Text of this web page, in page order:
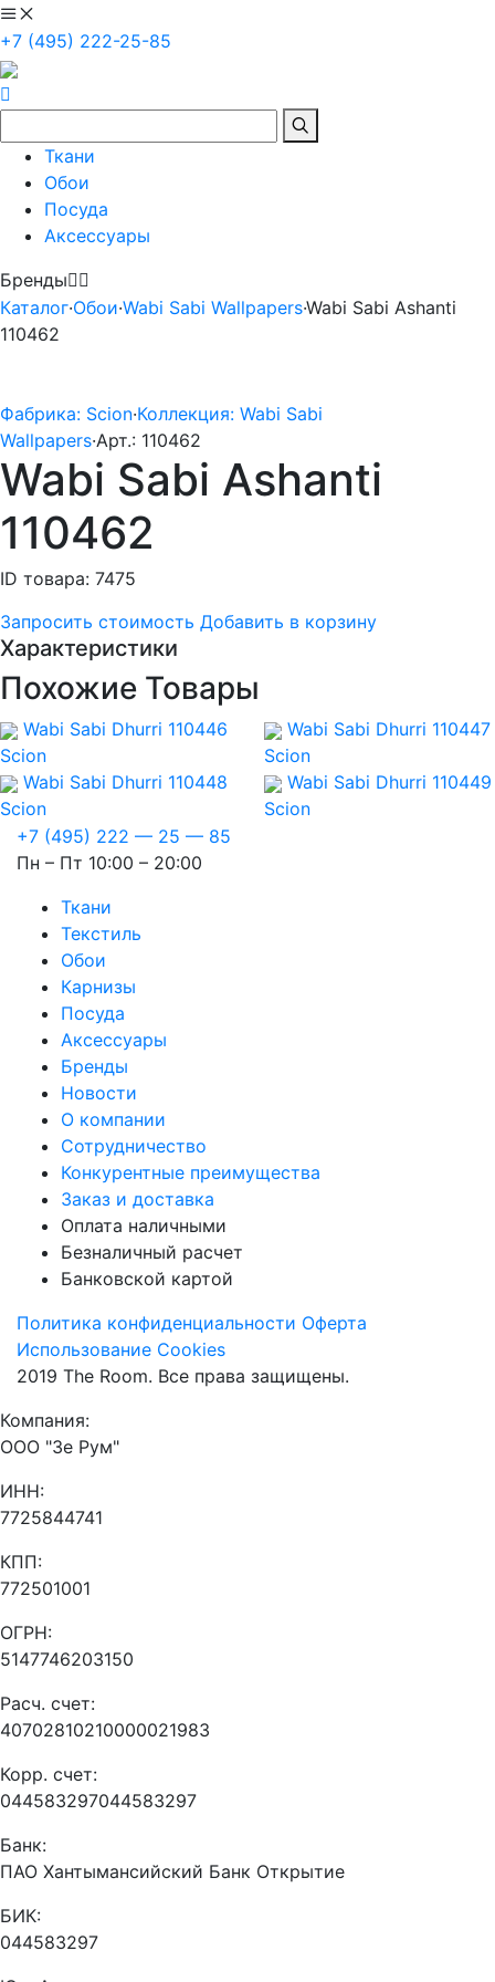
+7 (495) 222-25-85
Ткани
Обои
Посуда
Аксессуары
Бренды
Каталог·Обои·Wabi Sabi Wallpapers·Wabi Sabi Ashanti
110462
Фабрика: Scion·Коллекция: Wabi Sabi
Wallpapers·Арт.: 110462
Wabi Sabi Ashanti
110462
ID товара: 7475
Запросить стоимость Добавить в корзину
Характеристики
Похожие Товары
Wabi Sabi Dhurri 110446
Scion
Wabi Sabi Dhurri 110447
Scion
Wabi Sabi Dhurri 110448
Scion
Wabi Sabi Dhurri 110449
Scion
+7 (495) 222 — 25 — 85
Пн – Пт 10:00 – 20:00
Ткани
Текстиль
Обои
Карнизы
Посуда
Аксессуары
Бренды
Новости
О компании
Сотрудничество
Конкурентные преимущества
Заказ и доставка
Оплата наличными
Безналичный расчет
Банковской картой
Политика конфиденциальности Оферта
Использование Cookies
2019 The Room. Все права защищены.
Компания:
ООО "Зе Рум"
ИНН:
7725844741
КПП:
772501001
ОГРН:
5147746203150
Расч. счет:
40702810210000021983
Корр. счет:
044583297044583297
Банк:
ПАО Хантымансийский Банк Открытие
БИК:
044583297